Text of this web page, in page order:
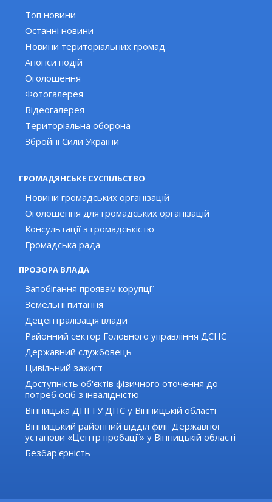
Топ новини
Останні новини
Новини територіальних громад
Анонси подій
Оголошення
Фотогалерея
Відеогалерея
Територіальна оборона
Збройні Сили України
ГРОМАДЯНСЬКЕ СУСПІЛЬСТВО
Новини громадських організацій
Оголошення для громадських організацій
Консультації з громадськістю
Громадська рада
ПРОЗОРА ВЛАДА
Запобігання проявам корупції
Земельні питання
Децентралізація влади
Районний сектор Головного управління ДСНС
Державний службовець
Цивільний захист
Доступність об'єктів фізичного оточення до
потреб осіб з інвалідністю
Вінницька ДПІ ГУ ДПС у Вінницькій області
Вінницький районний відділ філії Державної
установи «Центр пробації» у Вінницькій області
Безбар'єрність